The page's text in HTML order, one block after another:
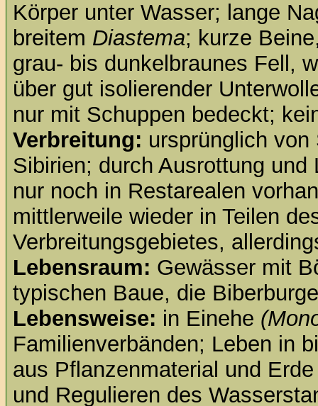
Körper unter Wasser; lange
breitem Diastema; kurze
grau- bis dunkelbraunes Fell,
über gut isolierender
nur mit Schuppen bedeckt;
Verbreitung: ursprünglich
Sibirien; durch Ausrottung
nur noch in Restarealen
mittlerweile wieder in Teilen
Verbreitungsgebietes,
Lebensraum: Gewässer mit
typischen Baue, die
Lebensweise: in Einehe
Familienverbänden; Leben in
aus Pflanzenmaterial und
und Regulieren des